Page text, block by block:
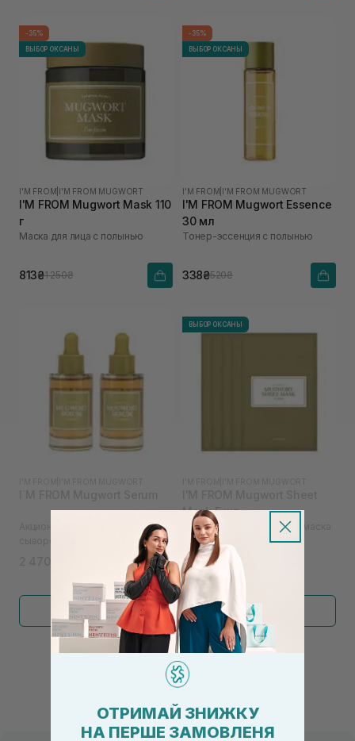
-35%
ВЫБОР ОКСАНЫ
I'M FROM I'M FROM MUGWORT
I'M FROM Mugwort Mask 110
г
Маска для лица с полынью
813₴1 250₴
-35%
ВЫБОР ОКСАНЫ
I'M FROM I'M FROM MUGWORT
I'M FROM Mugwort Essence
30 мл
Тонер-эссенция с полынью
338₴520₴
ВЫБОР ОКСАНЫ
Mask 5 шт
Успокаивающая тканевая маска
с экстрактом полыни
795₴
Показать больше
1 2
ОТРИМАЙ ЗНИЖКУ
НА ПЕРШЕ ЗАМОВЛЕНЯ